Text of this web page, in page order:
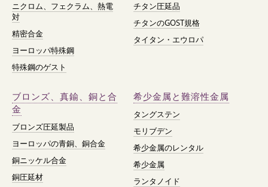
ニクロム、フェクラム、熱電
対
精密合金
ヨーロッパ特殊鋼
特殊鋼のゲスト
チタン圧延品
チタンのGOST規格
タイタン・エウロパ
ブロンズ、真鍮、銅と合
金
ブロンズ圧延製品
ヨーロッパの青銅、銅合金
銅ニッケル合金
銅圧延材
希少金属と難溶性金属
タングステン
モリブデン
希少金属のレンタル
希少金属
ランタノイド